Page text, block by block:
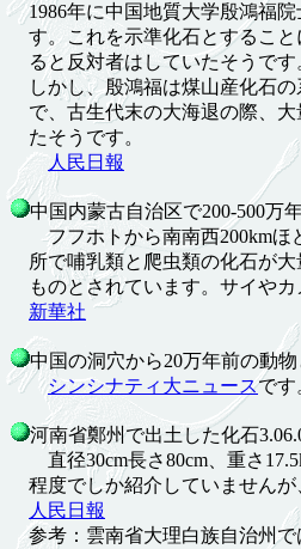
1986年に中国地質大学殷鴻福院
す。これを示準化石とすること
ると反対者はしていたそうです
しかし、殷鴻福は煤山産化石の
で、古生代末の大海退の際、大
たそうです。
人民日報
中国内蒙古自治区で200-500万
フフホトから南南西200kmほ
所で哺乳類と爬虫類の化石が大
ものとされています。サイやカ
新華社
中国の洞穴から20万年前の動物
シンシナティ大ニュースです
河南省鄭州で出土した化石
直径30cm長さ80cm、重さ
程度でしか紹介していませんが
人民日報
参考：雲南省大理白族自治州で